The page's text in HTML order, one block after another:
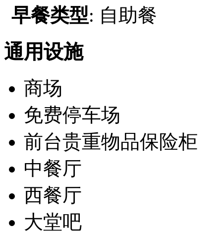
早餐类型: 自助餐
通用设施
商场
免费停车场
前台贵重物品保险柜
中餐厅
西餐厅
大堂吧